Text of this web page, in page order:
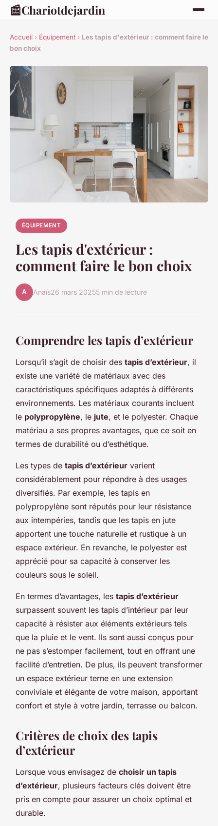
📰Chariotdejardin
Accueil › Équipement › Les tapis d'extérieur : comment faire le
bon choix
ÉQUIPEMENT
Les tapis d'extérieur :
comment faire le bon choix
A Anaïs26 mars 20255 min de lecture
Comprendre les tapis d’extérieur
Lorsqu’il s’agit de choisir des tapis d’extérieur, il
existe une variété de matériaux avec des
caractéristiques spécifiques adaptés à différents
environnements. Les matériaux courants incluent
le polypropylène, le jute, et le polyester. Chaque
matériau a ses propres avantages, que ce soit en
termes de durabilité ou d’esthétique.
Les types de tapis d’extérieur varient
considérablement pour répondre à des usages
diversifiés. Par exemple, les tapis en
polypropylène sont réputés pour leur résistance
aux intempéries, tandis que les tapis en jute
apportent une touche naturelle et rustique à un
espace extérieur. En revanche, le polyester est
apprécié pour sa capacité à conserver les
couleurs sous le soleil.
En termes d’avantages, les tapis d’extérieur
surpassent souvent les tapis d’intérieur par leur
capacité à résister aux éléments extérieurs tels
que la pluie et le vent. Ils sont aussi conçus pour
ne pas s’estomper facilement, tout en offrant une
facilité d’entretien. De plus, ils peuvent transformer
un espace extérieur terne en une extension
conviviale et élégante de votre maison, apportant
confort et style à votre jardin, terrasse ou balcon.
Critères de choix des tapis
d’extérieur
Lorsque vous envisagez de choisir un tapis
d’extérieur, plusieurs facteurs clés doivent être
pris en compte pour assurer un choix optimal et
durable.